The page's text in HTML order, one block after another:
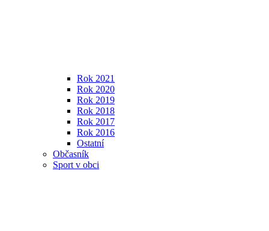
Rok 2021
Rok 2020
Rok 2019
Rok 2018
Rok 2017
Rok 2016
Ostatní
Občasník
Sport v obci